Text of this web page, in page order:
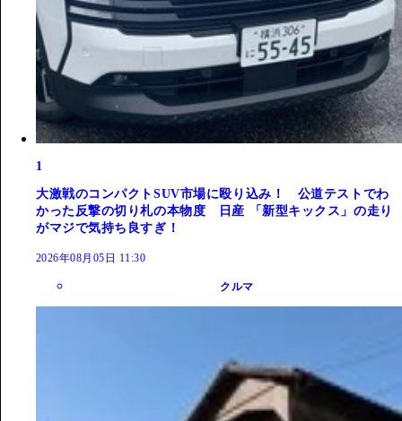
1
大激戦のコンパクトSUV市場に殴り込み！ 公道テストでわ
かった反撃の切り札の本物度 日産 「新型キックス」の走り
がマジで気持ち良すぎ！
2026年08月05日 11:30
クルマ